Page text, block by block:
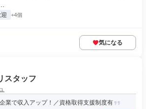
+4個
気になる
スタッフ
業で収入アップ！／資格取得支援制度有